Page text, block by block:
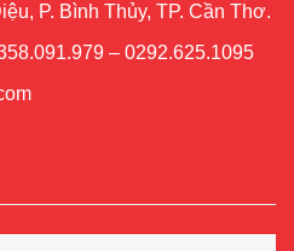
P. Bình Thủy, TP. Cần Thơ.
– 0292.625.1095